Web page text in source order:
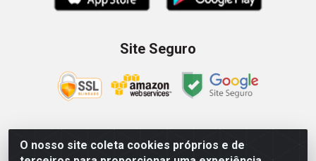
O nosso site coleta cookies próprios e de
Site Seguro
Zein Importação e Comércio LTDA - Av. Senador Queiróz, 274